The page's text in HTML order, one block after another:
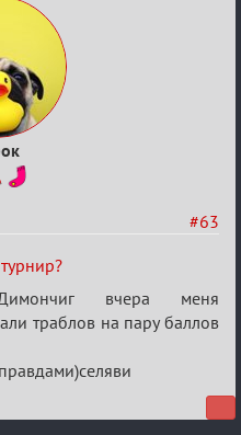
#63
вчера меня
траблов на пару баллов